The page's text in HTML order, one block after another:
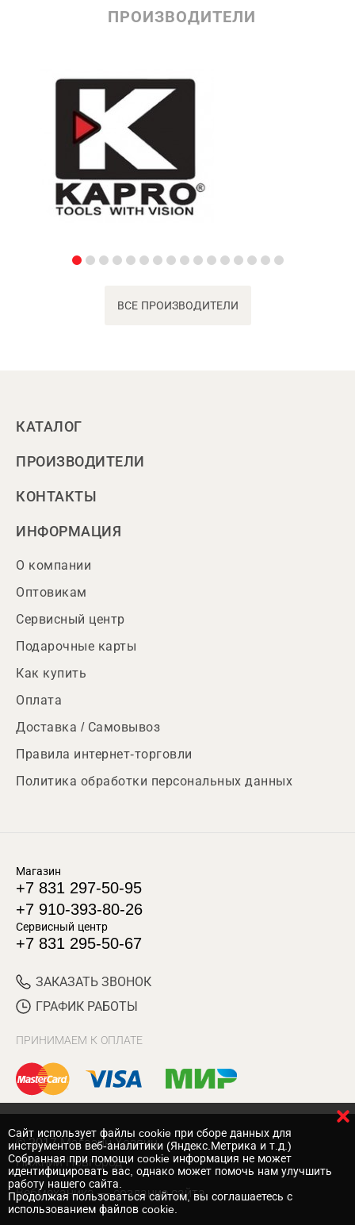
ПРОИЗВОДИТЕЛИ
ВСЕ ПРОИЗВОДИТЕЛИ
КАТАЛОГ
ПРОИЗВОДИТЕЛИ
КОНТАКТЫ
ИНФОРМАЦИЯ
О компании
Оптовикам
Сервисный центр
Подарочные карты
Как купить
Оплата
Доставка / Самовывоз
Правила интернет-торговли
Политика обработки персональных данных
Магазин
+7 831 297-50-95
+7 910-393-80-26
Сервисный центр
+7 831 295-50-67
ЗАКАЗАТЬ ЗВОНОК
ГРАФИК РАБОТЫ
ПРИНИМАЕМ К ОПЛАТЕ
© 2017 Магазин Хозяин
Нижний Новгород
Вебмеханика — создание сайта
Cайт использует файлы cookie при сборе данных для
инструментов веб-аналитики (Яндекс.Метрика и т.д.)
Собранная при помощи cookie информация не может
идентифицировать вас, однако может помочь нам улучшить
работу нашего сайта.
Продолжая пользоваться сайтом, вы соглашаетесь с
использованием файлов cookie.